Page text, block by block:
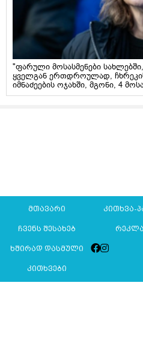
"ფარული მოსასმენები სახლებში,
ყველგან ერთდროულად,
იმნაძეების ოჯახში, მგონი, 4
მთავარი კითხვა-
ჩვენს შესახებ
ხშირად დასმული
კითხვები